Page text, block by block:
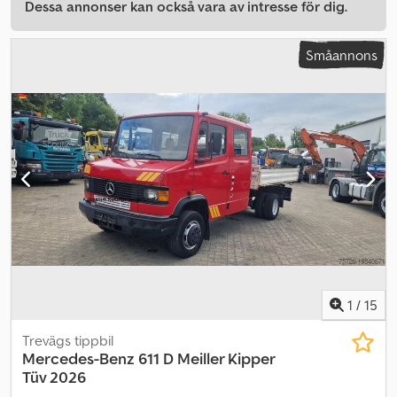
Dessa annonser kan också vara av intresse för dig.
Småannons
1 / 15
Trevägs tippbil
Mercedes-Benz 611 D Meiller Kipper
Tüv 2026